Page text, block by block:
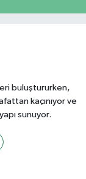
buluştururken,
kaçınıyor ve
sunuyor.